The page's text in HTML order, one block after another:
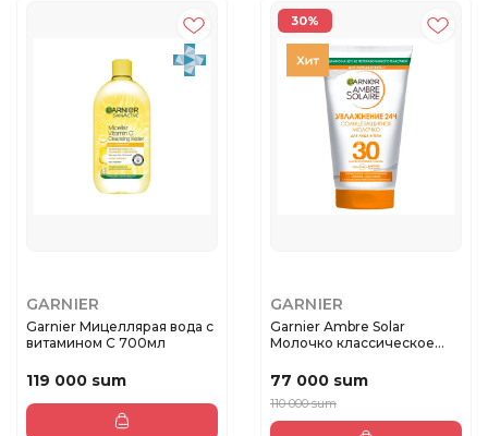
GARNIER
Garnier Мицеллярая вода с
витамином C 700мл
119 000 sum
30%
GARNIER
Garnier Аmbre Solar
Молочко классическое
77 000 sum
110 000 sum